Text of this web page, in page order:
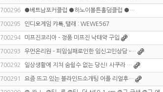
700296 ●베트남포커클럽 ●하노이볼튼홀덤클럽 ●…
700295 인디오게임 캬툑,탤래 : WEWE567
700294 미프진코리아 - 정품 미프진 낙태약 구입
700293 우먼온리원 - 피임실패로인한 임신고민상담 -…
700292 일상생활에 지쳐 숨쉴수 없는 당신! 사쿠라 …
700291 요즘 뜨고 있는 블라인드소개팅 어플 리얼후…